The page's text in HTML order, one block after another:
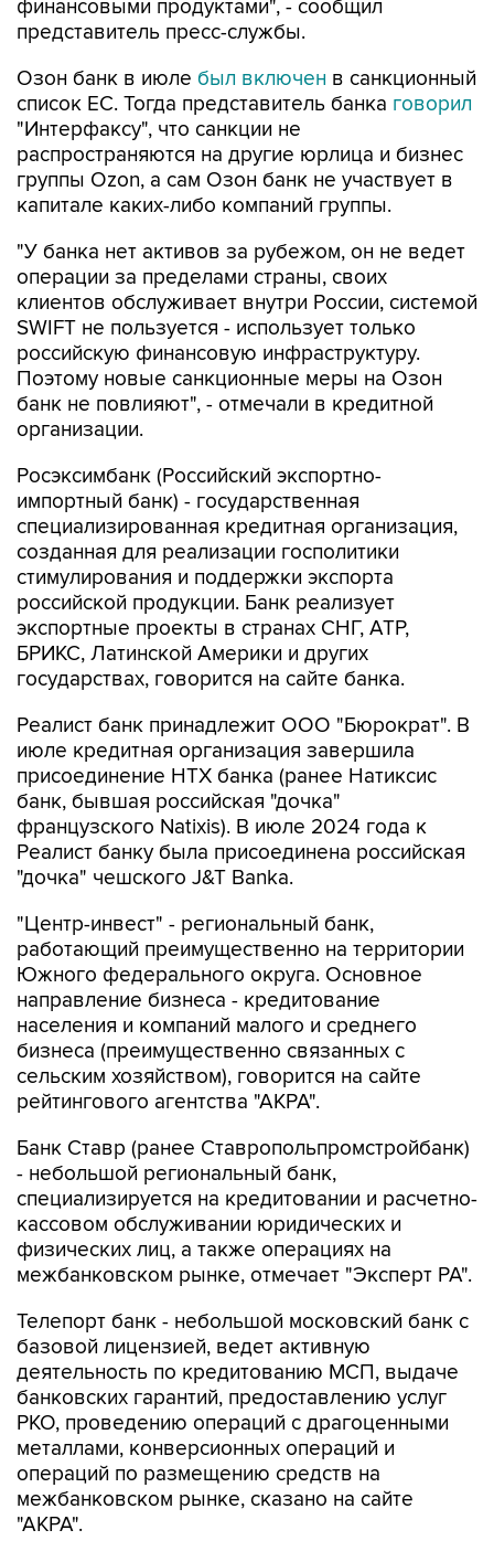
Озон банк в июлебыл включен
"Интерфаксу", что санкции не
распространяются на другие юрлица и бизнес
группы Ozon, а сам Озон банк не участвует в
капитале каких-либо компаний группы.
"У банка нет активов за рубежом, он не ведет
клиентов обслуживает внутри России, системой
SWIFT не пользуется - использует только
российскую финансовую инфраструктуру.
Поэтому новые санкционные меры на Озон
банк не повлияют", - отмечали в кредитной
организации.
Росэксимбанк (Российский экспортно-
специализированная кредитная организация,
созданная для реализации госполитики
стимулирования и поддержки экспорта
российской продукции. Банк реализует
экспортные проекты в странах СНГ, АТР,
БРИКС, Латинской Америки и других
государствах, говорится на сайте банка.
Реалист банк принадлежит ООО "Бюрократ". В
присоединение НТХ банка (ранее Натиксис
банк, бывшая российская "дочка"
французского Natixis). В июле 2024 года к
Реалист банку была присоединена российская
"дочка" чешского J&T Banka.
"Центр-инвест" - региональный банк,
Южного федерального округа. Основное
направление бизнеса - кредитование
населения и компаний малого и среднего
бизнеса (преимущественно связанных с
сельским хозяйством), говорится на сайте
рейтингового агентства "АКРА".
Банк Ставр (ранее Ставропольпромстройбанк)
специализируется на кредитовании и расчетно-
кассовом обслуживании юридических и
физических лиц, а также операциях на
межбанковском рынке, отмечает "Эксперт РА".
Телепорт банк - небольшой московский банк с
деятельность по кредитованию МСП, выдаче
банковских гарантий, предоставлению услуг
РКО, проведению операций с драгоценными
металлами, конверсионных операций и
операций по размещению средств на
межбанковском рынке, сказано на сайте
"АКРА".
Озон банк по итогам второго квартала 2026